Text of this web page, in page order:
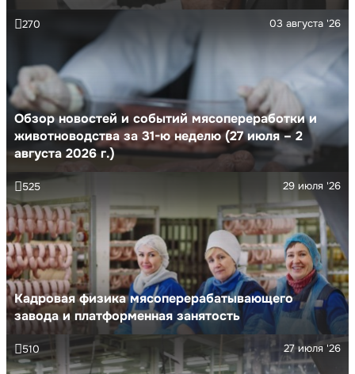
Обзор новостей и событий мясопереработки и
животноводства за 31-ю неделю (27 июля – 2
августа 2026 г.)
03 августа '26
270
Кадровая физика мясоперерабатывающего
завода и платформенная занятость
29 июля '26
525
27 июля '26
510